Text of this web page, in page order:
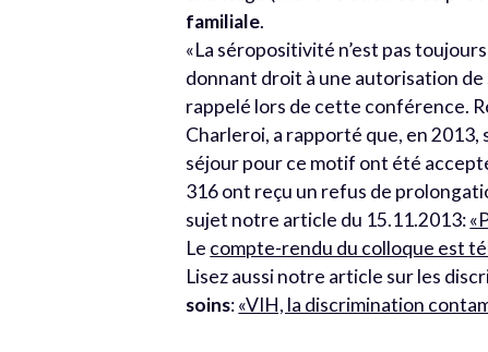
familiale.
«La séropositivité n’est pas
donnant droit à une autorisation
rappelé lors de cette conférence.
Charleroi, a rapporté que, en 2013,
séjour pour ce motif ont été
316 ont reçu un refus de
sujet notre article du 15.11.2013:
Le compte-rendu du colloque est
Lisez aussi notre article sur les
soins:«VIH, la discrimination